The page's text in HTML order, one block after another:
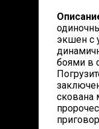
экшен с
боями в
скована